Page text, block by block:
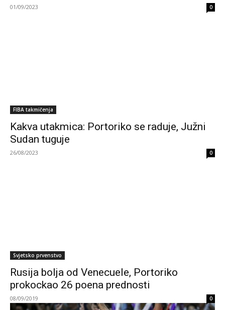
01/09/2023 0
FIBA takmičenja
Kakva utakmica: Portoriko se raduje, Južni
Sudan tuguje
26/08/2023 0
Svjetsko prvenstvo
Rusija bolja od Venecuele, Portoriko
prokockao 26 poena prednosti
08/09/2019 0